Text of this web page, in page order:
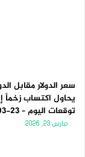
سعر الدولار مقابل
يحاول اكتساب زخماً
توقعات اليوم – 23-03-2026
مارس 23, 2026